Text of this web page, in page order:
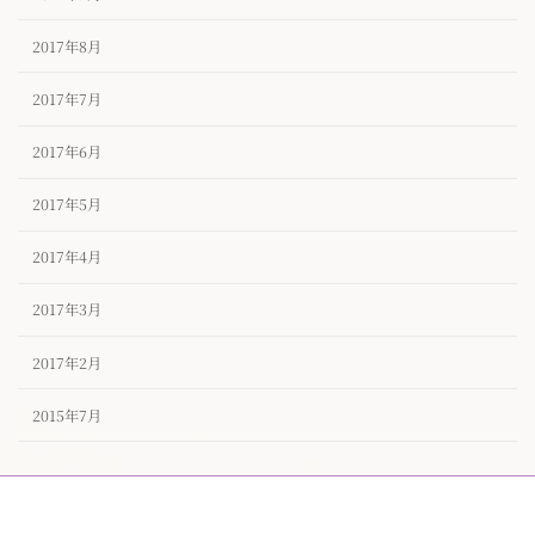
2017年8月
2017年7月
2017年6月
2017年5月
2017年4月
2017年3月
2017年2月
2015年7月